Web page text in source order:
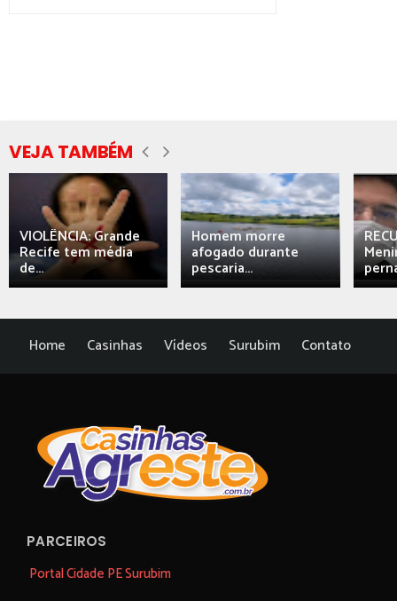
VEJA TAMBÉM
VIOLÊNCIA: Grande
Recife tem média
de...
Homem morre
afogado durante
pescaria...
Home Casinhas Vídeos Surubim Contato
PARCEIROS
Portal Cidade PE Surubim